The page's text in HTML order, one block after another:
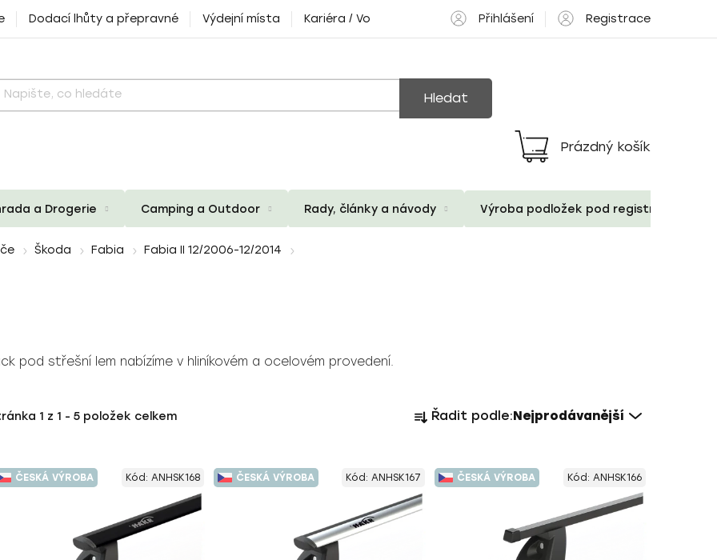
Dodací lhůty a přepravné Výdejní místa Kariéra / Volné pozice Přihlášení Registrace
Hledat
Nákupní
košík
Prázdný košík
a Drogerie Camping a Outdoor Rady, články a návody Výroba podložek pod registrační
Škoda Fabia
Fabia II 12/2006-12/2014
pod střešní lem nabízíme v hliníkovém a ocelovém provedení.
1 z 1 - 5 položek celkem
a
n
í
Řadit podle:Nejprodávanější
ČESKÁ VÝROBA Kód: ANHSK168 ČESKÁ VÝROBA Kód: ANHSK167 ČESKÁ VÝROBA Kód: ANHSK166